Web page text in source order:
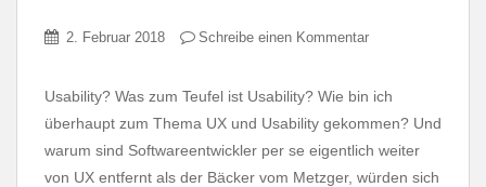
2. Februar 2018 Schreibe einen Kommentar
Usability? Was zum Teufel ist Usability? Wie bin ich
überhaupt zum Thema UX und Usability gekommen? Und
warum sind Softwareentwickler per se eigentlich weiter
von UX entfernt als der Bäcker vom Metzger, würden sich